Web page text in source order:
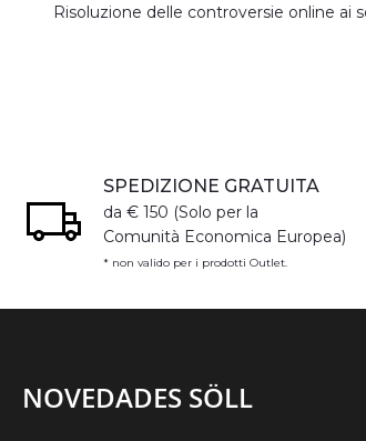
Risoluzione delle controversie online ai
SPEDIZIONE GRATUITA
da € 150 (Solo per la
Comunità Economica Europea)
* non valido per i prodotti Outlet.
NOVEDADES SÖLL